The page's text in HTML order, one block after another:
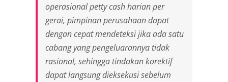
operasionalpetty cashharian per
gerai, pimpinan perusahaan dapat
dengan cepat mendeteksi jika ada satu
cabang yang pengeluarannya tidak
rasional, sehingga tindakan korektif
dapat langsung dieksekusi sebelum